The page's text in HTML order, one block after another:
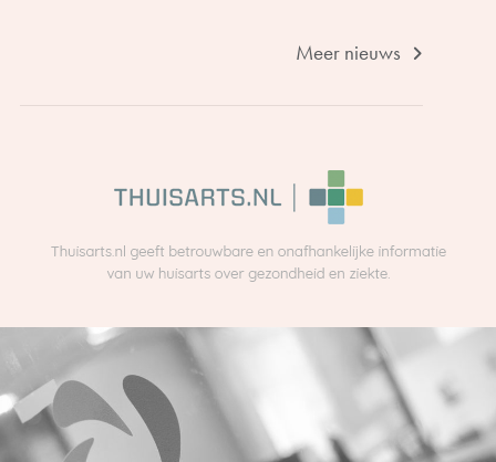
Meer nieuws